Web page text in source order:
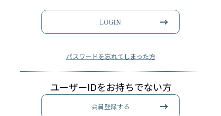
LOGIN
パスワードを忘れてしまった方
ユーザーIDをお持ちでない方
会員登録する